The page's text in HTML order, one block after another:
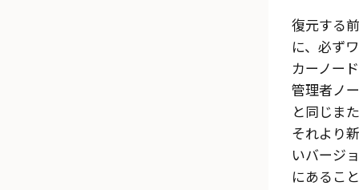
復元する前
に、必ず
カーノー
管理者ノ
と同じま
それより
いバージ
にあるこ